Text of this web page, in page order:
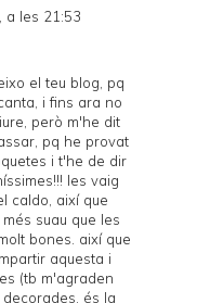
a les 21:53
el teu blog, pq
i fins ara no
però m'he dit
pq he provat
i t'he de dir
les vaig
caldo, així que
suau que les
bones. així que
aquesta i
(tb m'agraden
és la